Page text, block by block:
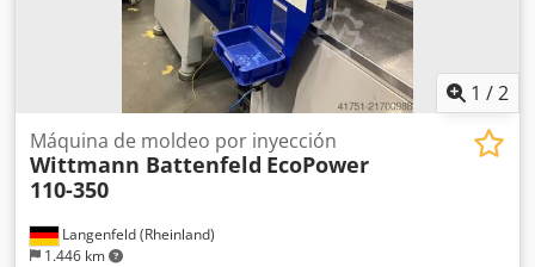
1 /2
Langenfeld (Rheinland)
1.446 km
Máquina de moldeo por inyección
Wittmann Battenfeld EcoPower
110-350